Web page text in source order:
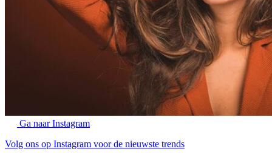
Ga naar Instagram
Volg ons op Instagram voor de nieuwste trends